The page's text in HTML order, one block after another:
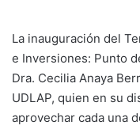
La inauguración del
e Inversiones: Punto
Dra. Cecilia Anaya
UDLAP, quien en su
aprovechar cada una